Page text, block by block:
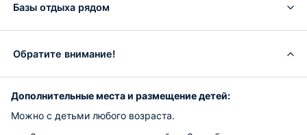
Базы отдыха рядом
Обратите внимание!
Дополнительные места и размещение детей:
Можно с детьми любого возраста.